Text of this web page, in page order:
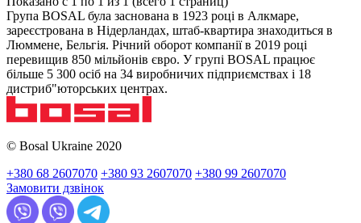
Група BOSAL була заснована в 1923 році в Алкмаре,
зареєстрована в Нідерландах, штаб-квартира знаходиться в
Люммене, Бельгія. Річний оборот компанії в 2019 році
перевищив 850 мільйонів євро. У групі BOSAL працює
більше 5 300 осіб на 34 виробничих підприємствах і 18
дистриб"юторських центрах.
© Bosal Ukraine 2020
+380 68 2607070 +380 93 2607070 +380 99 2607070
Замовити дзвінок